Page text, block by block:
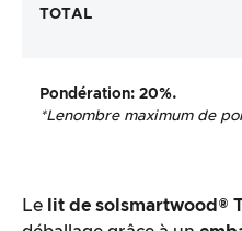
TOTAL
Pondération: 20%.
*Lenombre maximum de
Le lit de sol smartwood®